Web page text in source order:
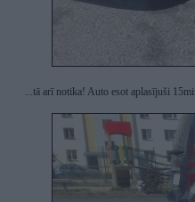
...tā arī notika! Auto esot aplasījuši